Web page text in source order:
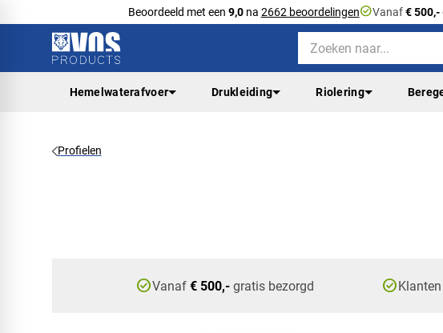
Beoordeeld met een 9,0na 2662 beoordelingencheck_circleVanaf€ 500,-
Hemelwaterafvoer Drukleiding Riolering
Profielen
check_circleVanaf € 500,-gratis bezorgd check_circle